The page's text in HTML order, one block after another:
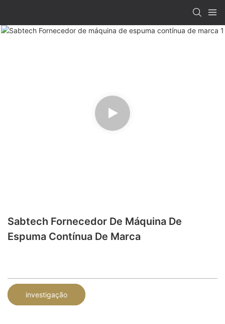
Sabtech Fornecedor De Máquina De
Espuma Contínua De Marca
investigação